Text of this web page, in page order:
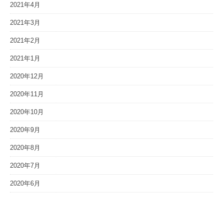
2021年4月
2021年3月
2021年2月
2021年1月
2020年12月
2020年11月
2020年10月
2020年9月
2020年8月
2020年7月
2020年6月